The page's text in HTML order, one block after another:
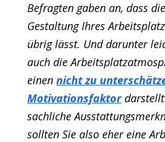
Befragten gaben an, dass
Gestaltung Ihres
übrig lässt. Und darunter
auch die
einen nicht zu
Motivationsfaktor
sachliche
sollten Sie also eher eine